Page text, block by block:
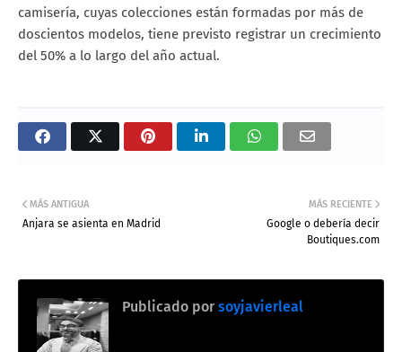
camisería, cuyas colecciones están formadas por más de
doscientos modelos, tiene previsto registrar un crecimiento
del 50% a lo largo del año actual.
MÁS RECIENTE
Google o debería decir
Boutiques.com
MÁS ANTIGUA
Anjara se asienta en Madrid
Publicado por soyjavierleal